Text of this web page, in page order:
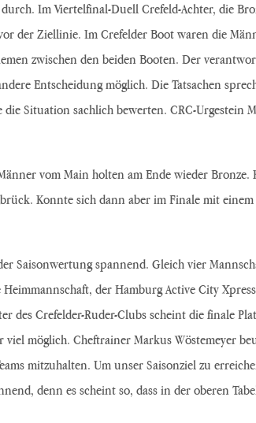
Im Viertelfinal-Duell Crefeld-Achter, die
der Ziellinie. Im Crefelder Boot waren die
zwischen den beiden Booten. Der
Entscheidung möglich. Die Tatsachen
Situation sachlich bewerten. CRC-Urgestein
vom Main holten am Ende wieder
Konnte sich dann aber im Finale mit
Saisonwertung spannend. Gleich vier
der Hamburg Active City
des Crefelder-Ruder-Clubs scheint die finale
möglich. Cheftrainer Markus Wöstemeyer
mitzuhalten. Um unser Saisonziel zu
denn es scheint so, dass in der oberen